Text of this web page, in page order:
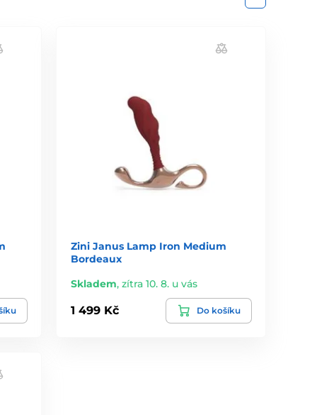
Zini Janus Lamp Iron Medium
Bordeaux
Skladem,zítra 10. 8. u vás
1 499 Kč Do košíku